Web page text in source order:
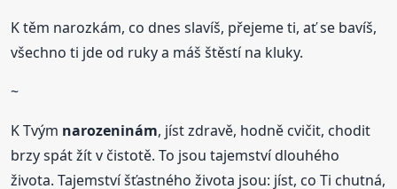
K těm narozkám, co dnes slavíš, přejeme ti, ať se bavíš,
všechno ti jde od ruky a máš štěstí na kluky.
~
K Tvým narozeninám, jíst zdravě, hodně cvičit, chodit
brzy spát žít v čistotě. To jsou tajemství dlouhého
života. Tajemství šťastného života jsou: jíst, co Ti chutná,